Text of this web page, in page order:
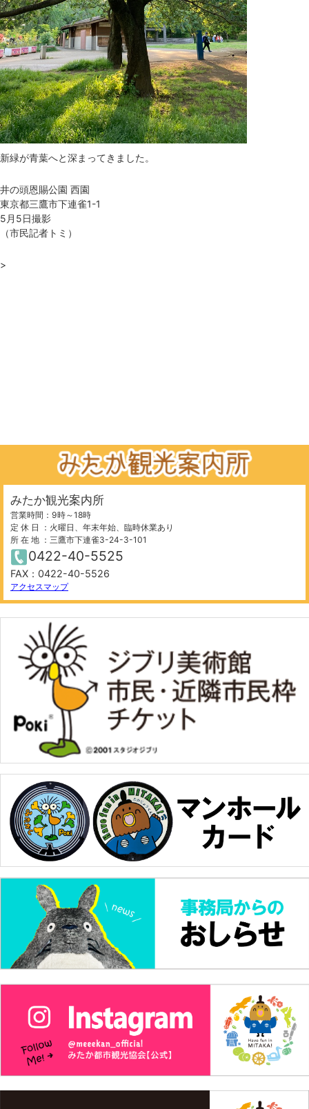
新緑が青葉へと深まってきました。
井の頭恩賜公園 西園
東京都三鷹市下連雀1-1
5月5日撮影
（市民記者トミ）
>
みたか観光案内所
営業時間：9時～18時
定 休 日 ：火曜日、年末年始、臨時休業あり
所 在 地 ：三鷹市下連雀3-24-3-101
0422-40-5525
FAX：0422-40-5526
アクセスマップ